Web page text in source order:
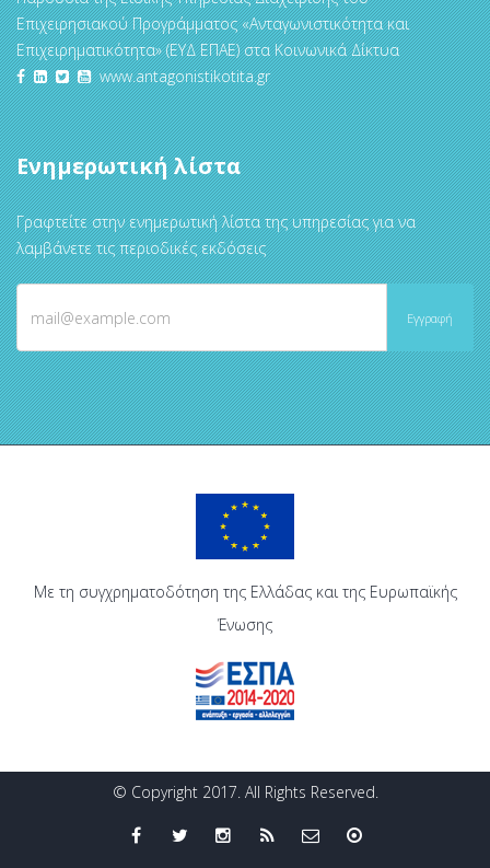
Επιχειρησιακού Προγράμματος «Ανταγωνιστικότητα και
Επιχειρηματικότητα» (ΕΥΔ ΕΠΑΕ) στα Κοινωνικά Δίκτυα
www.antagonistikotita.gr
Ενημερωτική λίστα
Γραφτείτε στην ενημερωτική λίστα της υπηρεσίας για να
λαμβάνετε τις περιοδικές εκδόσεις
Με τη συγχρηματοδότηση της Ελλάδας και της Ευρωπαϊκής
Ένωσης
© Copyright 2017. All Rights Reserved.